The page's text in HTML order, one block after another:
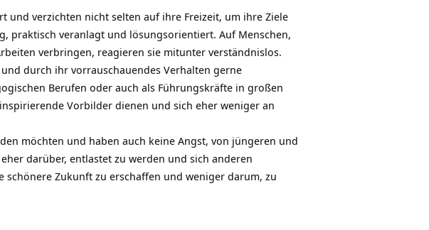
und verzichten nicht selten auf ihre Freizeit, um ihre Ziele
praktisch veranlagt und lösungsorientiert. Auf Menschen,
verbringen, reagieren sie mitunter verständnislos.
durch ihr vorrauschauendes Verhalten gerne
Berufen oder auch als Führungskräfte in großen
inspirierende Vorbilder dienen und sich eher weniger an
möchten und haben auch keine Angst, von jüngeren und
darüber, entlastet zu werden und sich anderen
Zukunft zu erschaffen und weniger darum, zu